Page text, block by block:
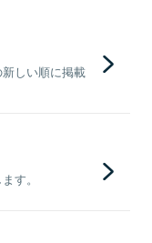
しい順に掲載
す。